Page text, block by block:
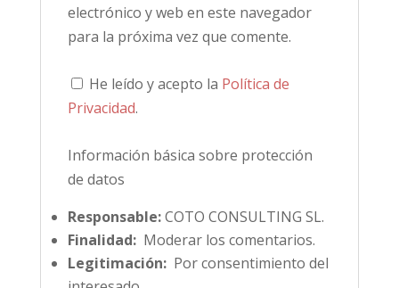
electrónico y web en este navegador
para la próxima vez que comente.
He leído y acepto la Política de
Privacidad.
Información básica sobre protección
de datos
Responsable:COTO CONSULTING SL.
Finalidad:Moderar los comentarios.
Legitimación:Por consentimiento del